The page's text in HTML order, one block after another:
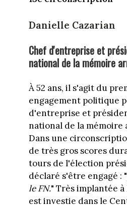
Danielle Cazarian
Chef d'entreprise et
national de la mémoire
À 52 ans, il s'agit du
engagement politique
d'entreprise et
national de la mémoire
Dans une
de très gros scores
tours de l'élection
déclaré s'être engagé : "
le FN." Très implantée
est investie dans le